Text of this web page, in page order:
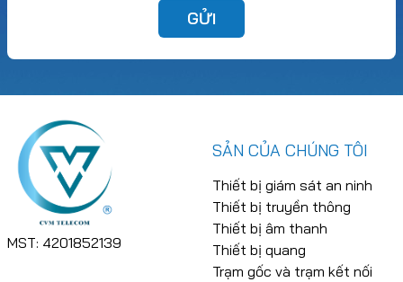
GỬI
MST: 4201852139
SẢN CỦA CHÚNG TÔI
Thiết bị giám sát an ninh
Thiết bị truyền thông
Thiết bị âm thanh
Thiết bị quang
Trạm gốc và trạm kết nối